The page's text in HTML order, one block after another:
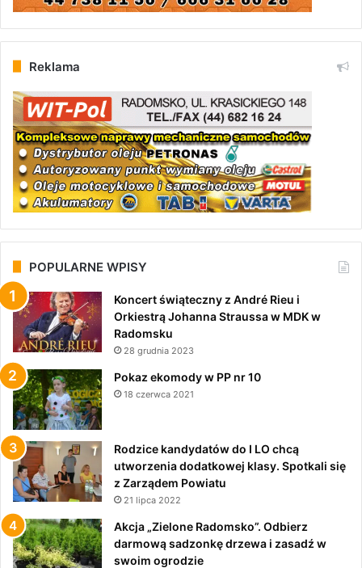
Reklama
POPULARNE WPISY
Koncert świąteczny z André Rieu i
Orkiestrą Johanna Straussa w MDK w
Radomsku
28 grudnia 2023
Pokaz ekomody w PP nr 10
18 czerwca 2021
Rodzice kandydatów do I LO chcą
utworzenia dodatkowej klasy. Spotkali się
z Zarządem Powiatu
21 lipca 2022
Akcja „Zielone Radomsko”. Odbierz
darmową sadzonkę drzewa i zasadź w
swoim ogrodzie